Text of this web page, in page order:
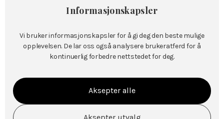
Informasjonskapsler
Vi bruker informasjonskapsler for å gi deg den beste mulige
opplevelsen. De lar oss også analysere brukeratferd for å
kontinuerlig forbedre nettstedet for deg.
Aksepter alle
Bårebuketter
Bestill blomster
Versebok